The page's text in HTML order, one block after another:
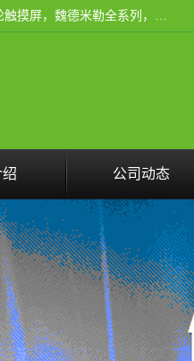
厦门晶鼎自动化科技有限公司是一家具有独立法人资格的高新技术企业；代理销售的产品有台湾威纶触摸屏，魏德米勒全系列，永宏触摸屏,威纶触摸屏,台湾威纶weinview触摸屏,台湾永宏PLC，FATEK,永宏伺服,图儿克总线，施耐德，欧姆龙，西门子，富士变频，K&N蓝系列， BUSSMANN，松下变频器，丹佛斯变频器等。
公司动态